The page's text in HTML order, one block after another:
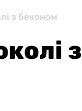
з беконом
з